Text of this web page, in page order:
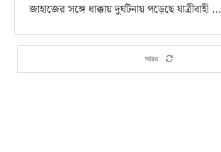
জাহাজের সঙ্গে ধাক্কায় দুর্ঘটনায় পড়েছে যাত্রীবাহী …
আরও